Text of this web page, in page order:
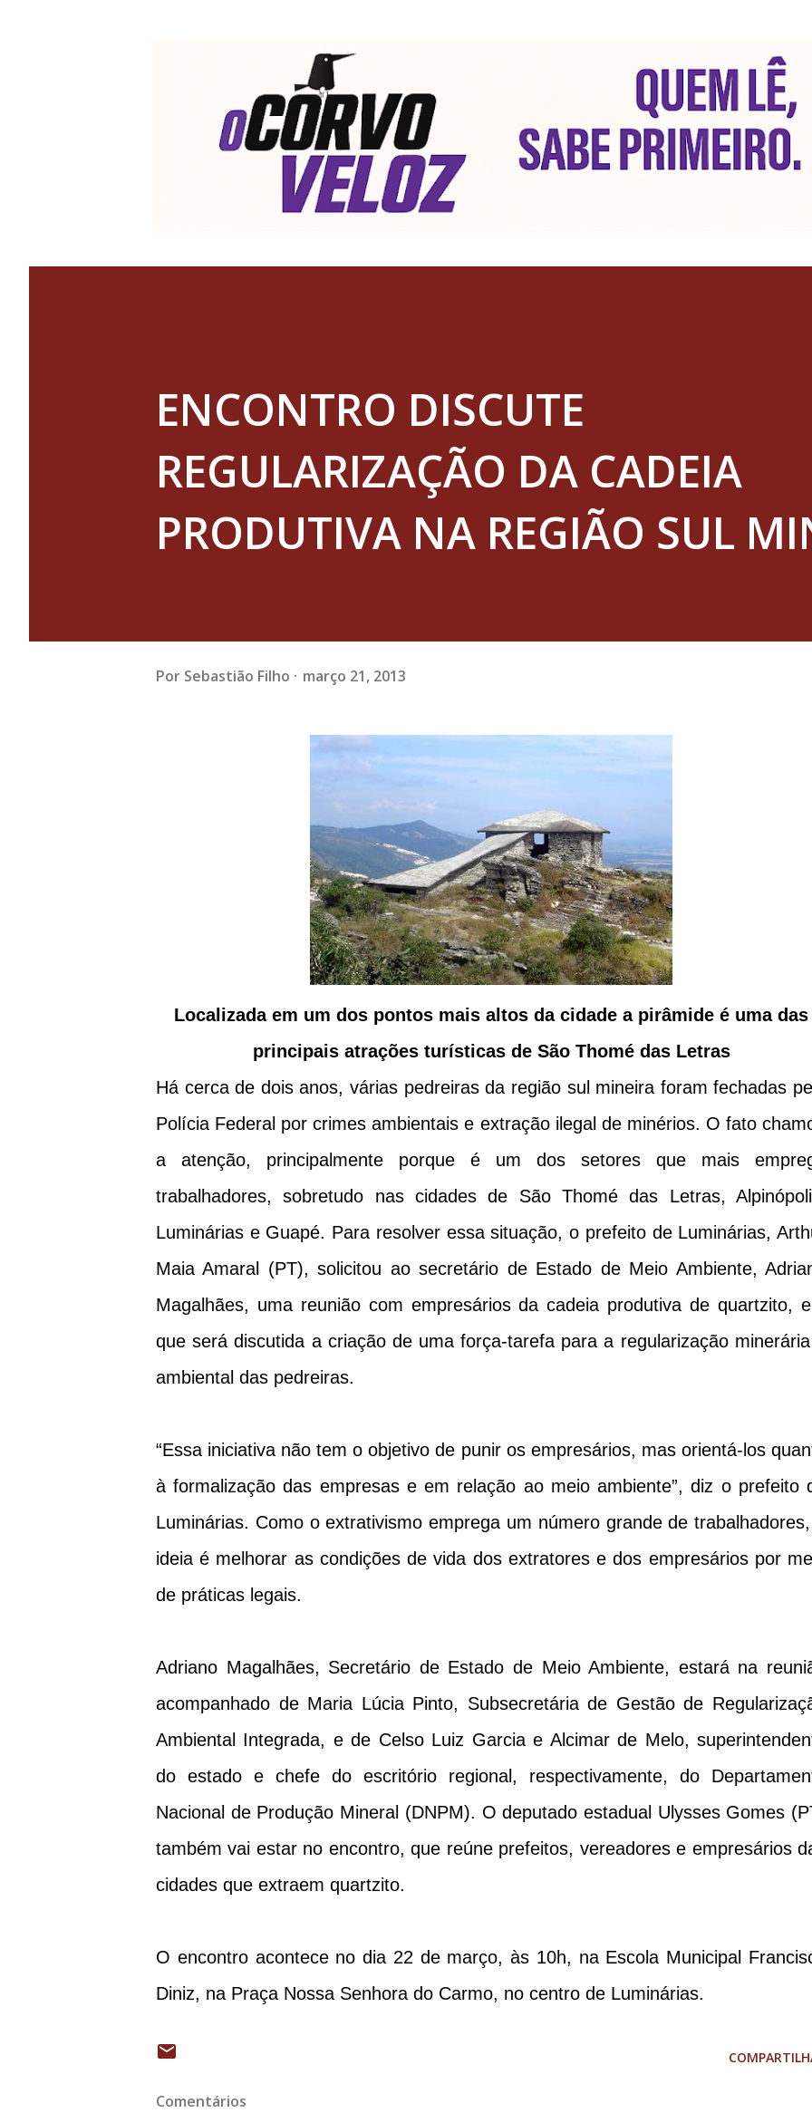
ENCONTRO DISCUTE
REGULARIZAÇÃO DA CADEIA
PRODUTIVA NA REGIÃO SUL
Por Sebastião Filho março 21, 2013
Localizada em um dos pontos mais altos da cidade a pirâmide é uma das
principais atrações turísticas de São Thomé das Letras
Há cerca de dois anos, várias pedreiras da região sul mineira foram fechadas
Polícia Federal por crimes ambientais e extração ilegal de minérios. O fato
a atenção, principalmente porque é um dos setores que mais
trabalhadores, sobretudo nas cidades de São Thomé das Letras,
Luminárias e Guapé. Para resolver essa situação, o prefeito de Luminárias,
Maia Amaral (PT), solicitou ao secretário de Estado de Meio Ambiente,
Magalhães, uma reunião com empresários da cadeia produtiva de quartzito,
que será discutida a criação de uma força-tarefa para a regularização
ambiental das pedreiras.
“Essa iniciativa não tem o objetivo de punir os empresários, mas orientá-los
à formalização das empresas e em relação ao meio ambiente”, diz o prefeito
Luminárias. Como o extrativismo emprega um número grande de
ideia é melhorar as condições de vida dos extratores e dos empresários por
de práticas legais.
Adriano Magalhães, Secretário de Estado de Meio Ambiente, estará na
acompanhado de Maria Lúcia Pinto, Subsecretária de Gestão de
Ambiental Integrada, e de Celso Luiz Garcia e Alcimar de Melo,
do estado e chefe do escritório regional, respectivamente, do
Nacional de Produção Mineral (DNPM). O deputado estadual Ulysses Gomes
também vai estar no encontro, que reúne prefeitos, vereadores e empresários
cidades que extraem quartzito.
O encontro acontece no dia 22 de março, às 10h, na Escola Municipal
Diniz, na Praça Nossa Senhora do Carmo, no centro de Luminárias.
Comentários